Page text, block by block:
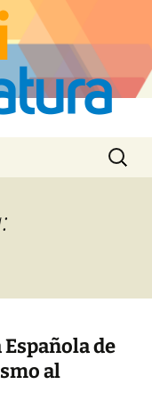
Buscar:
de
al